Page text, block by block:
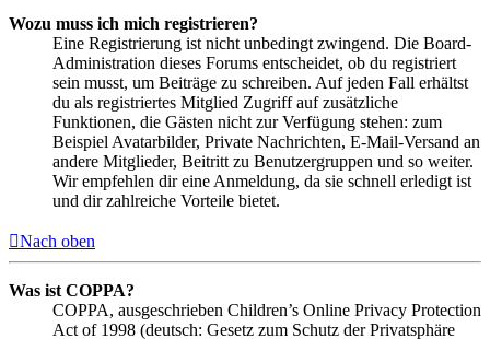
Wozu muss ich mich registrieren?
Eine Registrierung ist nicht unbedingt zwingend. Die Board-
Administration dieses Forums entscheidet, ob du registriert
sein musst, um Beiträge zu schreiben. Auf jeden Fall erhältst
du als registriertes Mitglied Zugriff auf zusätzliche
Funktionen, die Gästen nicht zur Verfügung stehen: zum
Beispiel Avatarbilder, Private Nachrichten, E-Mail-Versand an
andere Mitglieder, Beitritt zu Benutzergruppen und so weiter.
Wir empfehlen dir eine Anmeldung, da sie schnell erledigt ist
und dir zahlreiche Vorteile bietet.
Nach oben
Was ist COPPA?
COPPA, ausgeschrieben Children’s Online Privacy Protection
Act of 1998 (deutsch: Gesetz zum Schutz der Privatsphäre